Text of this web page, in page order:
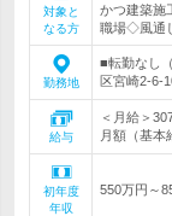
対象と
なる方
かつ建築施
職場◇風通
勤務地
■転勤なし
区宮崎2-6-
給与
＜月給＞
月額（基本
初年度
年収
550万円～